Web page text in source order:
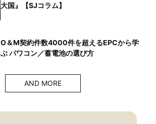
大国』【SJコラム】
O＆M契約件数4000件を超えるEPCから学
ぶ パワコン／蓄電池の選び方
AND MORE